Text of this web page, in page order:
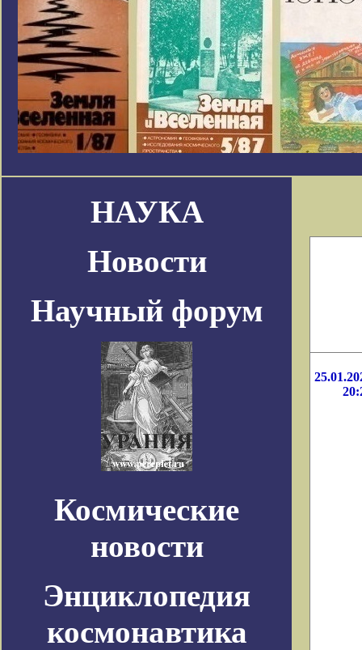
НАУКА
Новости
Научный форум
Космические
новости
Энциклопедия
космонавтика